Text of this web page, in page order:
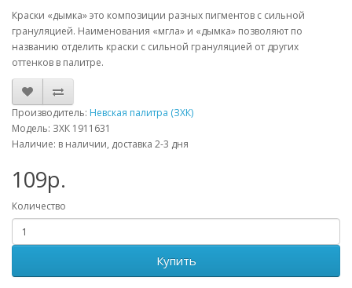
Краски «дымка» это композиции разных пигментов с сильной
грануляцией. Наименования «мгла» и «дымка» позволяют по
названию отделить краски с сильной грануляцией от других
оттенков в палитре.
Производитель: Невская палитра (ЗХК)
Модель: ЗХК 1911631
Наличие: в наличии, доставка 2-3 дня
109р.
Количество
Купить